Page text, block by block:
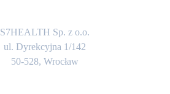
S7HEALTH Sp. z o.o.
ul. Dyrekcyjna 1/142
50-528, Wrocław